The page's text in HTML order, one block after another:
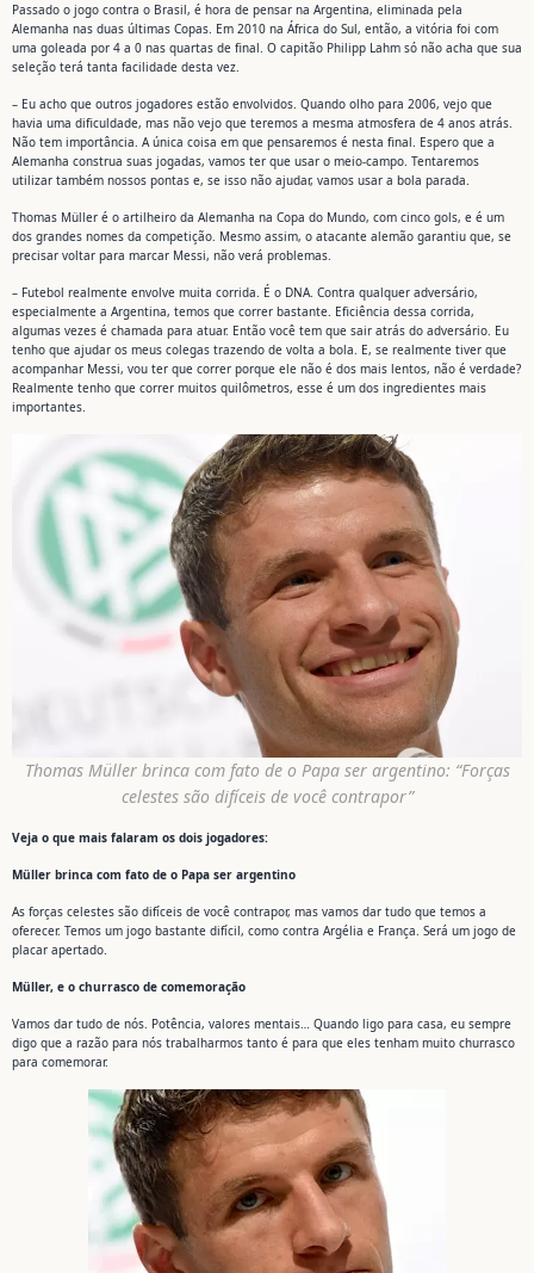
Passado o jogo contra o Brasil, é hora de pensar na Argentina, eliminada pela
Alemanha nas duas últimas Copas. Em 2010 na África do Sul, então, a vitória foi com
uma goleada por 4 a 0 nas quartas de final. O capitão Philipp Lahm só não acha que sua
seleção terá tanta facilidade desta vez.
– Eu acho que outros jogadores estão envolvidos. Quando olho para 2006, vejo que
havia uma dificuldade, mas não vejo que teremos a mesma atmosfera de 4 anos atrás.
Não tem importância. A única coisa em que pensaremos é nesta final. Espero que a
Alemanha construa suas jogadas, vamos ter que usar o meio-campo. Tentaremos
utilizar também nossos pontas e, se isso não ajudar, vamos usar a bola parada.
Thomas Müller é o artilheiro da Alemanha na Copa do Mundo, com cinco gols, e é um
dos grandes nomes da competição. Mesmo assim, o atacante alemão garantiu que, se
precisar voltar para marcar Messi, não verá problemas.
– Futebol realmente envolve muita corrida. É o DNA. Contra qualquer adversário,
especialmente a Argentina, temos que correr bastante. Eficiência dessa corrida,
algumas vezes é chamada para atuar. Então você tem que sair atrás do adversário. Eu
tenho que ajudar os meus colegas trazendo de volta a bola. E, se realmente tiver que
acompanhar Messi, vou ter que correr porque ele não é dos mais lentos, não é verdade?
Realmente tenho que correr muitos quilômetros, esse é um dos ingredientes mais
importantes.
Thomas Müller brinca com fato de o Papa ser argentino: “Forças
celestes são difíceis de você contrapor”
Veja o que mais falaram os dois jogadores:
Müller brinca com fato de o Papa ser argentino
As forças celestes são difíceis de você contrapor, mas vamos dar tudo que temos a
oferecer. Temos um jogo bastante difícil, como contra Argélia e França. Será um jogo de
placar apertado.
Müller, e o churrasco de comemoração
Vamos dar tudo de nós. Potência, valores mentais… Quando ligo para casa, eu sempre
digo que a razão para nós trabalharmos tanto é para que eles tenham muito churrasco
para comemorar.